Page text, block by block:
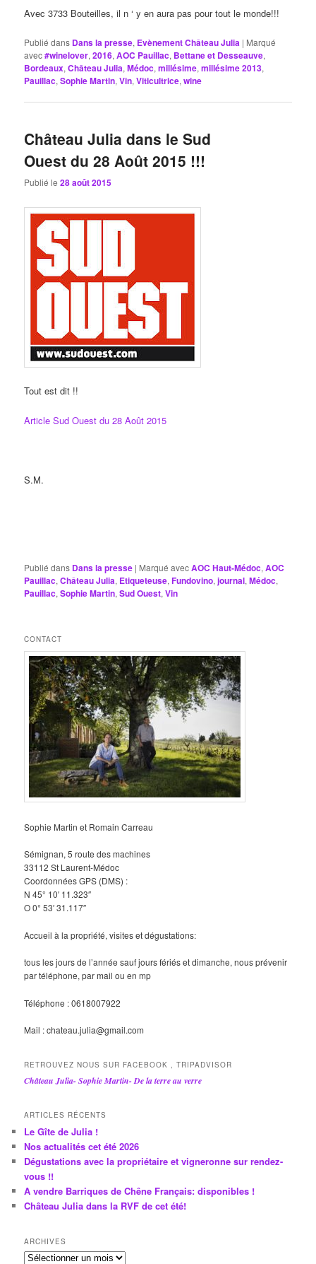
Avec 3733 Bouteilles, il n ‘ y en aura pas pour tout le monde!!!
Publié dans Dans la presse, Evènement Château Julia | Marqué
avec#winelover,2016,AOC Pauillac, Bettane et Desseauve,
Bordeaux,Château Julia,Médoc,millésime,millésime 2013,
Pauillac,Sophie Martin,Vin,Viticultrice,wine
Château Julia dans le Sud
Ouest du 28 Août 2015 !!!
Publié le28 août 2015
Tout est dit !!
Article Sud Ouest du 28 Août 2015
S.M.
Publié dans Dans la presse | Marqué avecAOC Haut-Médoc,AOC
Pauillac,Château Julia, Etiqueteuse,Fundovino,journal,Médoc,
Pauillac,Sophie Martin,Sud Ouest,Vin
CONTACT
Sophie Martin et Romain Carreau
Sémignan, 5 route des machines
33112 St Laurent-Médoc
Coordonnées GPS (DMS) :
N 45° 10′ 11.323″
O 0° 53′ 31.117″
Accueil à la propriété, visites et dégustations:
tous les jours de l’année sauf jours fériés et dimanche, nous prévenir
par téléphone, par mail ou en mp
Téléphone : 0618007922
Mail : chateau.julia@gmail.com
RETROUVEZ NOUS SUR FACEBOOK , TRIPADVISOR
Château Julia- Sophie Martin- De la terre au verre
ARTICLES RÉCENTS
Le Gîte de Julia !
Nos actualités cet été 2026
Dégustations avec la propriétaire et vigneronne sur rendez-
vous !!
A vendre Barriques de Chêne Français: disponibles !
Château Julia dans la RVF de cet été!
ARCHIVES
A